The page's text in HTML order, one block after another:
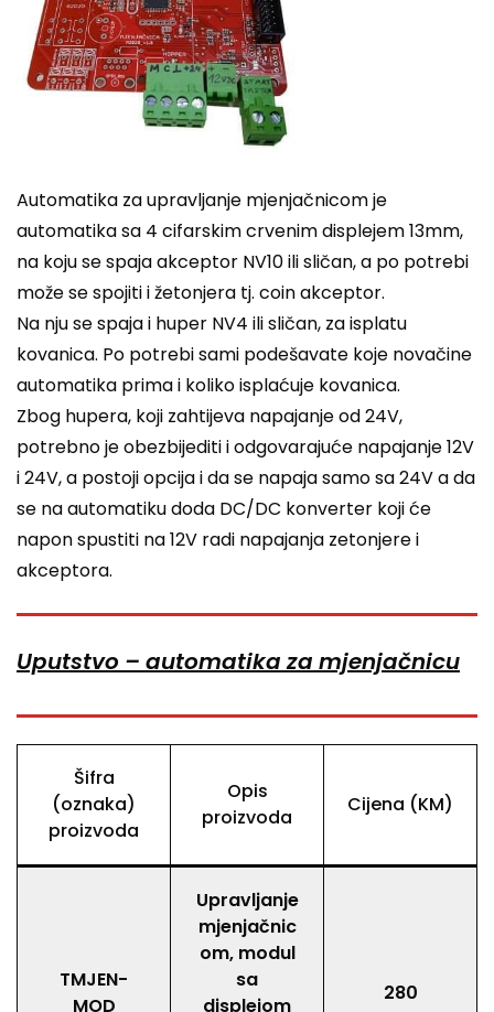
Automatika za upravljanje mjenjačnicom je
automatika sa 4 cifarskim crvenim displejem 13mm,
na koju se spaja akceptor NV10 ili sličan, a po potrebi
može se spojiti i žetonjera tj. coin akceptor.
Na nju se spaja i huper NV4 ili sličan, za isplatu
kovanica. Po potrebi sami podešavate koje novačine
automatika prima i koliko isplaćuje kovanica.
Zbog hupera, koji zahtijeva napajanje od 24V,
potrebno je obezbijediti i odgovarajuće napajanje 12V
i 24V, a postoji opcija i da se napaja samo sa 24V a da
se na automatiku doda DC/DC konverter koji će
napon spustiti na 12V radi napajanja zetonjere i
akceptora.
Uputstvo – automatika za mjenjačnicu
Šifra
(oznaka)
proizvoda
Opis
proizvoda
Cijena (KM)
TMJEN-
MOD
Upravljanje
mjenjačnic
om, modul
sa
displejom
280